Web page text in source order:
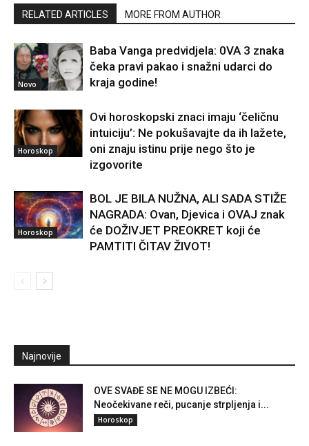
RELATED ARTICLES MORE FROM AUTHOR
Novo
Baba Vanga predvidjela: 0VA 3 znaka
čeka pravi pakao i snažni udarci do
kraja godine!
Horoskop
Ovi horoskopski znaci imaju ‘čeličnu
intuiciju’: Ne pokušavajte da ih lažete,
oni znaju istinu prije nego što je
izgovorite
Horoskop
BOL JE BILA NUŽNA, ALI SADA STIŽE
NAGRADA: Ovan, Djevica i OVAJ znak
će DOŽIVJET PREOKRET koji će
PAMTITI ČITAV ŽIVOT!
Najnovije
OVE SVAĐE SE NE MOGU IZBEĆI:
Neočekivane reči, pucanje strpljenja i...
Horoskop